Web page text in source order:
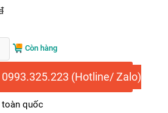
Còn hàng
(Hotline/ Zalo)
toàn quốc